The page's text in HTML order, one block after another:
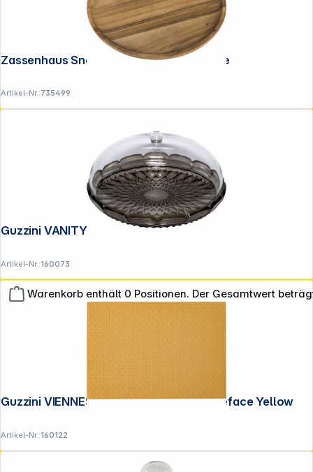
Warenkorb enthält 0 Positionen. Der Gesamtwert
Zassenhaus Snackteller 30 x 2 cm Akazie
Artikel-Nr.:735499
Guzzini VANITY Tortenglocke Smoke
Artikel-Nr.:160073
Guzzini VIENNESE Platzdeckchen Doubleface Yellow
Artikel-Nr.:160122
**EVP = Empfohlener Verkaufspreis des Herstellers /
Lieferanten zzgl. 19% Mwst.
Alle Preise exkl. gesetzl. Mehrwertsteuer zzgl.
Versandkosten.